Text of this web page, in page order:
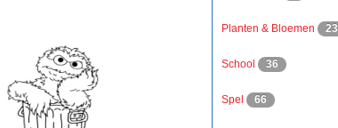
Planten & Bloemen 23
School 36
Spel 66